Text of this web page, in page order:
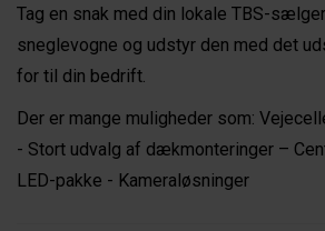
Tag en snak med din lokale TBS-
sneglevogne og udstyr den med det
for til din bedrift.
Der er mange muligheder som:
- Stort udvalg af dækmonteringer –
LED-pakke - Kameraløsninger